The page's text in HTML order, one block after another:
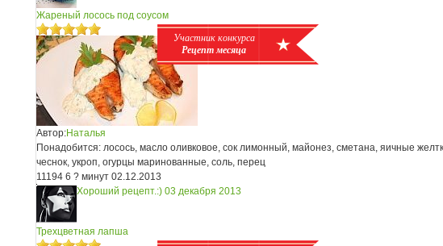
Участник конкурса
Рецепт месяца
Жареный лосось под соусом
Автор:Наталья
Понадобится: лосось, масло оливковое, сок лимонный, майонез, сметана, яичные
чеснок, укроп, огурцы маринованные, соль, перец
11194 6 ? минут 02.12.2013
Хороший рецепт.:) 03 декабря 2013
Трехцветная лапша